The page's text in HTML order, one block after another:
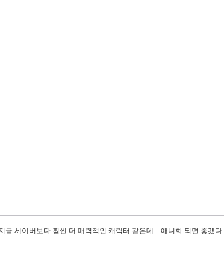
금 세이버보다 훨씬 더 매력적인 캐릭터 같은데... 애니화 되면 좋겠다.